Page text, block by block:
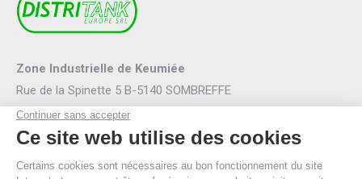
Zone Industrielle de Keumiée
Rue de la Spinette 5 B-5140 SOMBREFFE
Mail :info@distritank.be
Tel.: 071/88 81 46
Fax : 071/88 94 53